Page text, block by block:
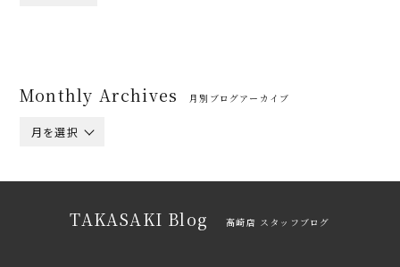
Monthly Archives 月別ブログアーカイブ
月を選択
TAKASAKI Blog 高崎店 スタッフブログ